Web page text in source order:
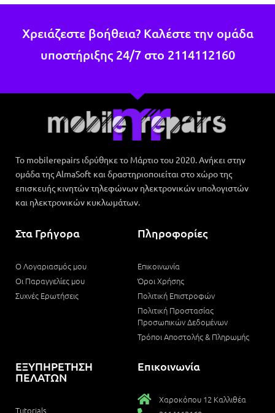
Χρειάζεστε βοήθεια? Καλέστε την ομάδα
υποστήριξης 24/7 στο 2114112160
Το mobilerepairs ιδρύθηκε το Μάρτιο του 2020. Ανήκει στην
ομάδα της AlmaSoft και δραστηριοποιείται στο χώρο της
επισκευής κινητών τηλεφώνων ηλεκτρονικών υπολογιστών
και ηλεκτρονικών κυκλωμάτων.
Στα Γρήγορα
Ο Λογαριασμός μου
Οι Παραγγελίες μου
Συχνές Ερωτήσεις
Πληροφορίες
Επικοινωνία
Όροι Χρήσης
Πολιτική Επιστροφών
Πολιτική Προστασίας
Προσωπικών Δεδομένων
Τρόποι Αποστολής & Πληρωμής
ΕΞΥΠΗΡΕΤΗΣΗ
ΠΕΛΑΤΩΝ
Tutorials
Επικοινωνία
Χαροκόπου 12 Καλλιθέα